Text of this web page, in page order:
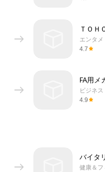
ＴＯＨ
エンタメ
4.7
FA用メ
ビジネス
4.9
バイタ
健康＆フ